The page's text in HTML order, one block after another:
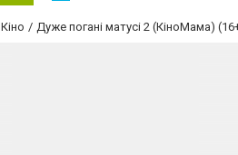
Кіно Дуже погані матусі 2 (КіноМама)